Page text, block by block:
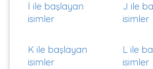
İ ile başlayan
isimler
J ile
isimler
K ile başlayan
isimler
L ile
isimler